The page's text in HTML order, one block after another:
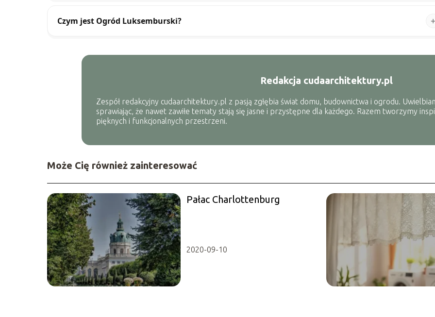
Czym jest Ogród Luksemburski?
Redakcja cudaarchitektury.pl
Zespół redakcyjny cudaarchitektury.pl z pasją zgłębia świat domu, budownictwa i ogrodu.
sprawiając, że nawet zawiłe tematy stają się jasne i przystępne dla każdego. Razem tworzymy
pięknych i funkcjonalnych przestrzeni.
Może Cię również zainteresować
Pałac Charlottenburg
2020-09-10